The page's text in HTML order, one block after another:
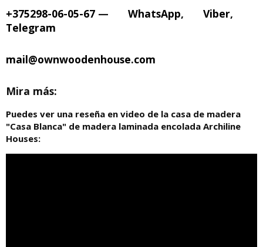
+375298-06-05-67 — WhatsApp, Viber,
Telegram
mail@ownwoodenhouse.com
Mira más:
Puedes ver una reseña en video de la casa de madera
"Casa Blanca" de madera laminada encolada Archiline
Houses: